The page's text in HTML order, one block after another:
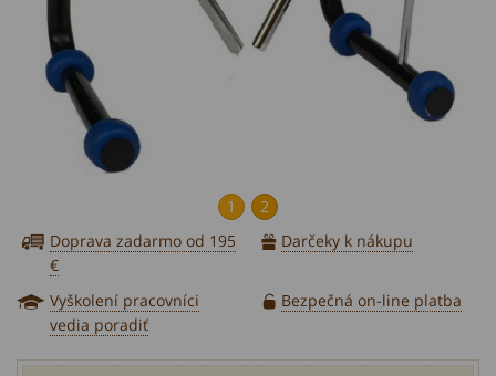
1
2
Doprava zadarmo od 195
€
Darčeky k nákupu
Vyškolení pracovníci
vedia poradiť
Bezpečná on-line platba